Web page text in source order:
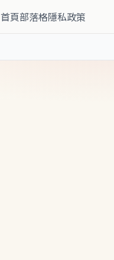
首頁部落格隱私政策